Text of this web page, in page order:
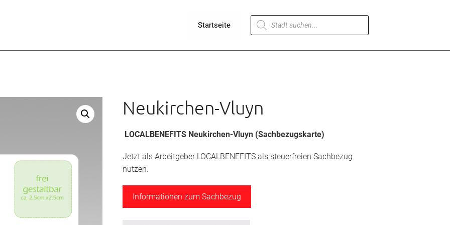
Startseite
Products
search
Neukirchen-Vluyn
LOCALBENEFITS Neukirchen-Vluyn (Sachbezugskarte)
Jetzt als Arbeitgeber LOCALBENEFITS als steuerfreien Sachbezug
nutzen.
Informationen zum Sachbezug